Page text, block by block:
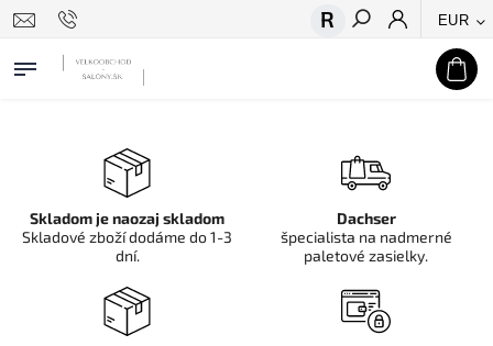
EUR
Hľadať
Skladom je naozaj skladom
Skladové zboží dodáme do 1-3
dní.
Dachser
špecialista na nadmerné
paletové zasielky.